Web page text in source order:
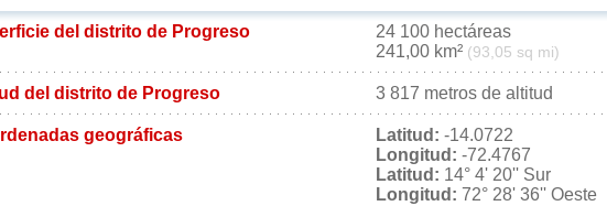
del distrito de Progreso
24 100 hectáreas
241,00 km² (93,05 sq mi)
del distrito de Progreso 3 817 metros de altitud
geográficas Latitud: -14.0722
Longitud: -72.4767
Latitud: 14° 4' 20'' Sur
Longitud: 72° 28' 36'' Oeste